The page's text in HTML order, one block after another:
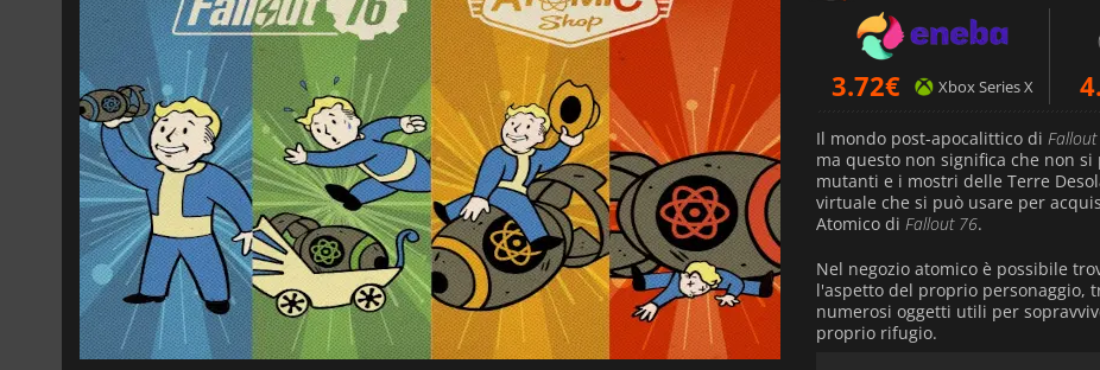
3.72€ Xbox Series X
Il mondo post-apocalittico di
ma questo non significa che non
mutanti e i mostri delle Terre
virtuale che si può usare per
Atomico di Fallout 76.
Nel negozio atomico è possibile
l'aspetto del proprio personaggio,
numerosi oggetti utili per
proprio rifugio.